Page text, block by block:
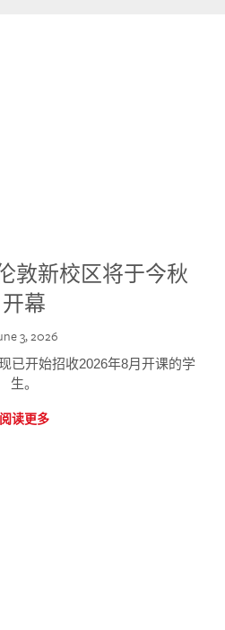
敦新校区将于今秋
开幕
3, 2026
已开始招收2026年8月开课的学
生。
阅读更多